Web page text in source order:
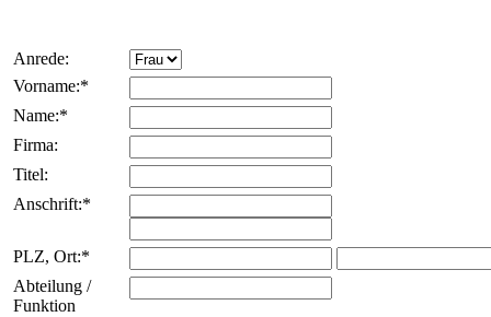
Anrede:
Vorname:*
Name:*
Firma:
Titel:
Anschrift:*
PLZ, Ort:*
Abteilung /
Funktion